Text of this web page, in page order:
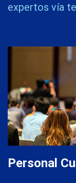
expertos vía
Personal